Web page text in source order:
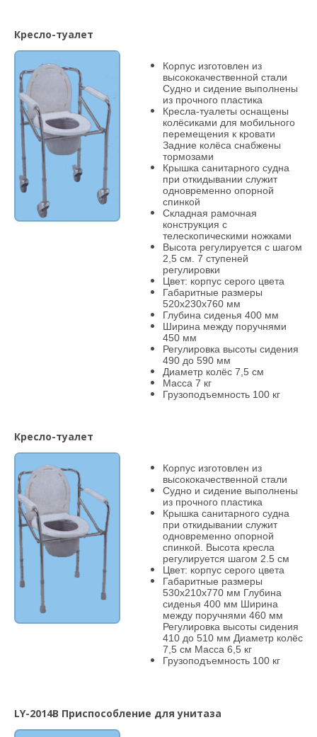
Кресло-туалет
Корпус изготовлен из
высококачественной стали
Судно и сидение выполнены
из прочного пластика
Кресла-туалеты оснащены
колёсиками для мобильного
перемещения к кровати
Задние колёса снабжены
тормозами
Крышка санитарного судна
при откидывании служит
одновременно опорной
спинкой
Складная рамочная
конструкция с
телескопическими ножками
Высота регулируется с шагом
2,5 см. 7 ступеней
регулировки
Цвет: корпус серого цвета
Габаритные размеры
520x230x760 мм
Глубина сиденья 400 мм
Ширина между поручнями
450 мм
Регулировка высоты сидения
490 до 590 мм
Диаметр колёс 7,5 см
Масса 7 кг
Грузоподъемность 100 кг
Кресло-туалет
Корпус изготовлен из
высококачественной стали
Судно и сидение выполнены
из прочного пластика
Крышка санитарного судна
при откидывании служит
одновременно опорной
спинкой. Высота кресла
регулируется шагом 2.5 см
Цвет: корпус серого цвета
Габаритные размеры
530x210x770 мм Глубина
сиденья 400 мм Ширина
между поручнями 460 мм
Регулировка высоты сидения
410 до 510 мм Диаметр колёс
7,5 см Масса 6,5 кг
Грузоподъемность 100 кг
LY-2014B Приспособление для унитаза